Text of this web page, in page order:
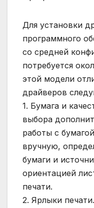
Для установки
программного
со средней
потребуется
этой модели
драйверов
1. Бумага и
выбора
работы с
вручную,
бумаги и
ориентацией
печати.
2. Ярлыки